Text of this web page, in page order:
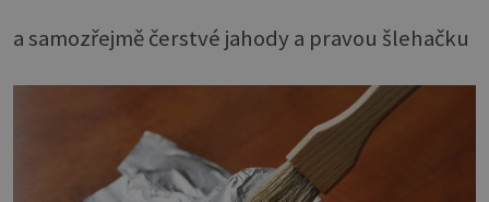
a samozřejmě čerstvé jahody a pravou šlehačku